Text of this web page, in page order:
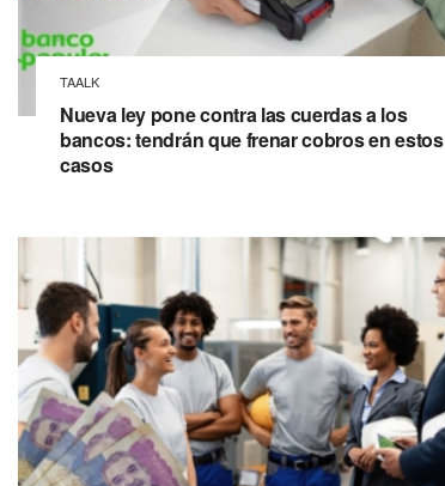
TAALK
Nueva ley pone contra las cuerdas a los
bancos: tendrán que frenar cobros en estos
casos